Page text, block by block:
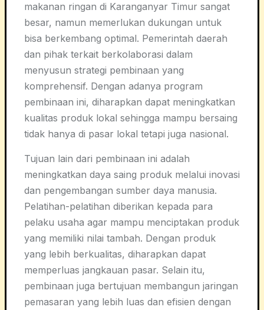
makanan ringan di Karanganyar Timur sangat
besar, namun memerlukan dukungan untuk
bisa berkembang optimal. Pemerintah daerah
dan pihak terkait berkolaborasi dalam
menyusun strategi pembinaan yang
komprehensif. Dengan adanya program
pembinaan ini, diharapkan dapat meningkatkan
kualitas produk lokal sehingga mampu bersaing
tidak hanya di pasar lokal tetapi juga nasional.
Tujuan lain dari pembinaan ini adalah
meningkatkan daya saing produk melalui inovasi
dan pengembangan sumber daya manusia.
Pelatihan-pelatihan diberikan kepada para
pelaku usaha agar mampu menciptakan produk
yang memiliki nilai tambah. Dengan produk
yang lebih berkualitas, diharapkan dapat
memperluas jangkauan pasar. Selain itu,
pembinaan juga bertujuan membangun jaringan
pemasaran yang lebih luas dan efisien dengan